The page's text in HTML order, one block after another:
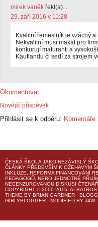
mirek vaněk řekl(a)...
29. září 2016 v 11:28
Kvalitní řemeslník je vzácný
Nekvalitní musí makat pro
konkurují maturanti a
Kauflandu či sedí za strojem
Okomentovat
Novější příspěvek
Přihlásit se k odběru:
ČESKÁ ŠKOLA JAKO NEZÁVISLÝ
ČLÁNKY PŘEDEVŠÍM K OŽEHAVÝM
INKLUZE, REFORMA FINANCOVÁNÍ
PEDAGOGŮ, NEBO JEDNOTNÉ
NECENZUROVANOU DISKUSI
COPYRIGHT © 2000-2015· ALBATROS
THEME BY BRIAN GARDNER ·
GIRLYBLOGGER · MODIFIED BY J4W